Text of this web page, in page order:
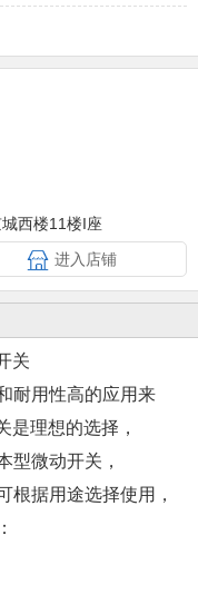
西楼11楼I座
进入店铺
关
耐用性高的应用来
是理想的选择，
型微动开关，
根据用途选择使用，